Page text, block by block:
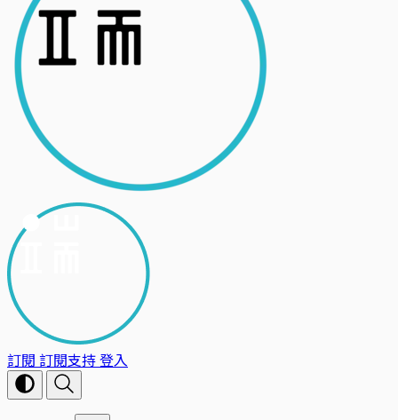
訂閱 訂閱支持登入